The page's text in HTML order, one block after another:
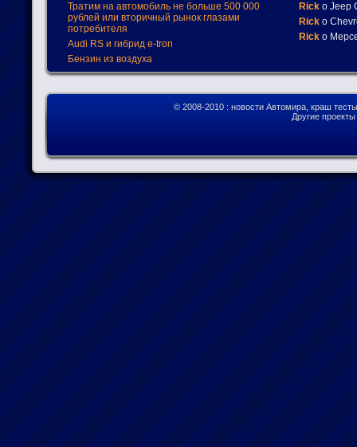
Тратим на автомобиль не больше 500 000
рублей или вторичный рынок глазами
потребителя
Audi RS и гибрид e-tron
Бензин из воздуха
Rick о Jeep
Rick о
Rick о
© 2008-2010 : новости Автомира, краш
Другие проекты